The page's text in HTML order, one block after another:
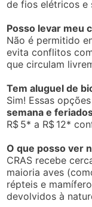
Nome*
E-mail*
Site
Salvar meus
vez que eu